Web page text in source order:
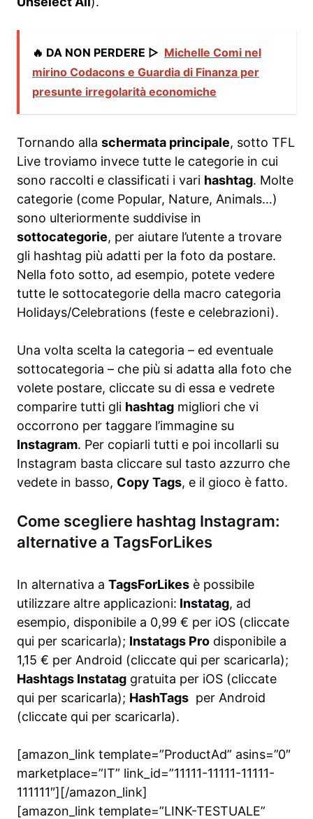
🔥 DA NON PERDERE ▷ Michelle Comi nel
mirino Codacons e Guardia di Finanza per
presunte irregolarità economiche
Tornando alla schermata principale, sotto TFL
Live troviamo invece tutte le categorie in cui
sono raccolti e classificati i vari hashtag. Molte
categorie (come Popular, Nature, Animals…)
sono ulteriormente suddivise in
sottocategorie, per aiutare l’utente a trovare
gli hashtag più adatti per la foto da postare.
Nella foto sotto, ad esempio, potete vedere
tutte le sottocategorie della macro categoria
Holidays/Celebrations (feste e celebrazioni).
Una volta scelta la categoria – ed eventuale
sottocategoria – che più si adatta alla foto che
volete postare, cliccate su di essa e vedrete
comparire tutti gli hashtag migliori che vi
occorrono per taggare l’immagine su
Instagram. Per copiarli tutti e poi incollarli su
Instagram basta cliccare sul tasto azzurro che
vedete in basso, Copy Tags, e il gioco è fatto.
Come scegliere hashtag Instagram:
alternative a TagsForLikes
In alternativa a TagsForLikes è possibile
utilizzare altre applicazioni: Instatag, ad
esempio, disponibile a 0,99 € per iOS (cliccate
qui per scaricarla); Instatags Pro disponibile a
1,15 € per Android (cliccate qui per scaricarla);
Hashtags Instatag gratuita per iOS (cliccate
qui per scaricarla); HashTags per Android
(cliccate qui per scaricarla).
[amazon_link template=”ProductAd” asins=”0″
marketplace=”IT” link_id=”11111-11111-11111-
111111″][/amazon_link]
[amazon_link template=”LINK-TESTUALE”